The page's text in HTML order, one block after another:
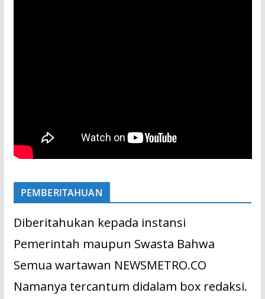
PEMBERITAHUAN
Diberitahukan kepada instansi
Pemerintah maupun Swasta Bahwa
Semua wartawan NEWSMETRO.CO
Namanya tercantum didalam box redaksi.